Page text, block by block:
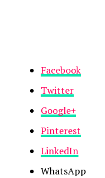
Facebook
Twitter
Google+
Pinterest
LinkedIn
WhatsApp